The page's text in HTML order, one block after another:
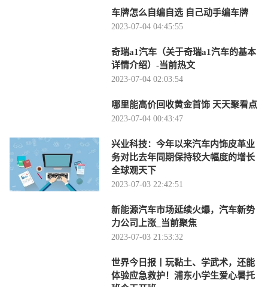
车牌怎么自编自选 自己动手编车牌
2023-07-04 04:45:55
奇瑞a1汽车（关于奇瑞a1汽车的基本
详情介绍）-当前热文
2023-07-04 02:03:54
哪里能高价回收黄金首饰 天天聚看点
2023-07-04 00:43:47
兴业科技：今年以来汽车内饰皮革业
务对比去年同期保持较大幅度的增长
全球观天下
2023-07-03 22:42:51
新能源汽车市场延续火爆，汽车新势
力公司上涨_当前聚焦
2023-07-03 21:53:32
世界今日报丨玩黏土、学武术，还能
体验应急救护！浦东小学生爱心暑托